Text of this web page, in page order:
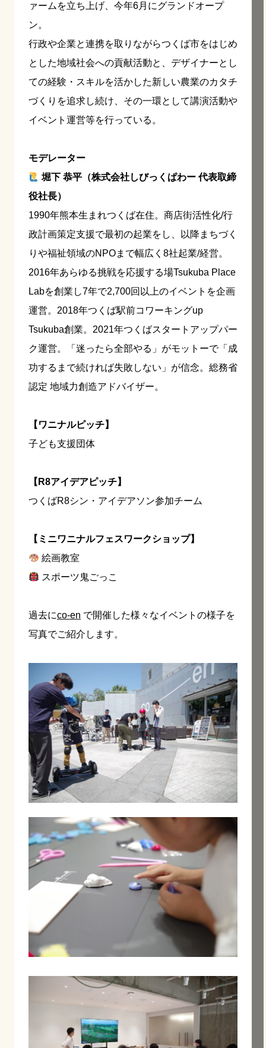
ァームを立ち上げ、今年6月にグランドオープ
ン。
行政や企業と連携を取りながらつくば市をはじめ
とした地域社会への貢献活動と、デザイナーとし
ての経験・スキルを活かした新しい農業のカタチ
づくりを追求し続け、その一環として講演活動や
イベント運営等を行っている。
モデレーター
堀下 恭平（株式会社しびっくぱわー 代表取締
役社長）
1990年熊本生まれつくば在住。商店街活性化/行
政計画策定支援で最初の起業をし、以降まちづく
りや福祉領域のNPOまで幅広く8社起業/経営。
2016年あらゆる挑戦を応援する場Tsukuba Place
Labを創業し7年で2,700回以上のイベントを企画
運営。2018年つくば駅前コワーキングup
Tsukuba創業。2021年つくばスタートアップパー
ク運営。「迷ったら全部やる」がモットーで「成
功するまで続ければ失敗しない」が信念。総務省
認定 地域力創造アドバイザー。
【ワニナルピッチ】
子ども支援団体
【R8アイデアピッチ】
つくばR8シン・アイデアソン参加チーム
【ミニワニナルフェスワークショップ】
絵画教室
スポーツ鬼ごっこ
過去にco-en で開催した様々なイベントの様子を
写真でご紹介します。